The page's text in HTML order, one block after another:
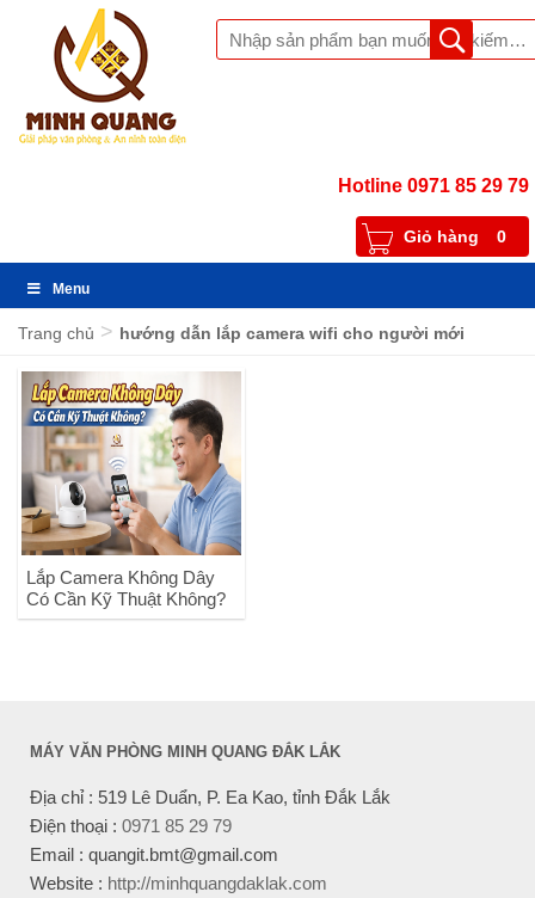
Hotline 0971 85 29 79
Giỏ hàng 0
Menu
Trang chủ > hướng dẫn lắp camera wifi cho người mới
Lắp Camera Không Dây
Có Cần Kỹ Thuật Không?
MÁY VĂN PHÒNG MINH QUANG ĐẮK LẮK
Địa chỉ : 519 Lê Duẩn, P. Ea Kao, tỉnh Đắk Lắk
Điện thoại : 0971 85 29 79
Email : quangit.bmt@gmail.com
Website : http://minhquangdaklak.com